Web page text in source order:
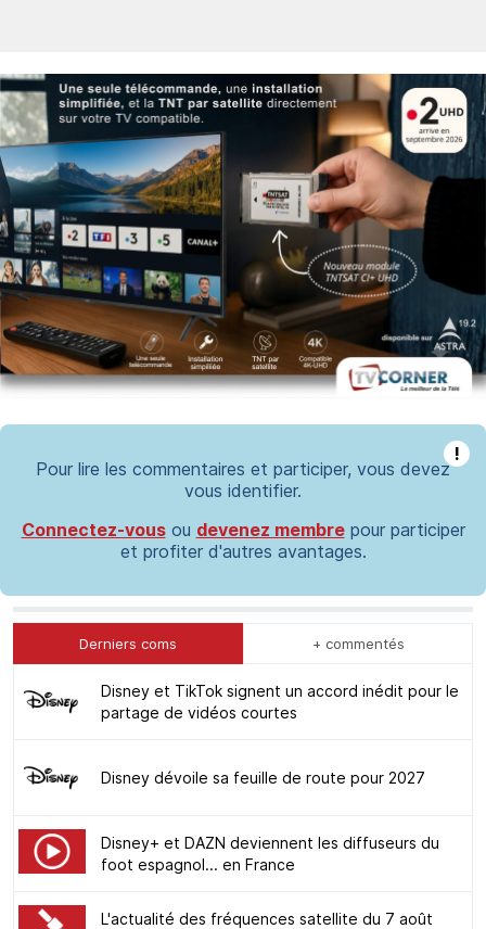
!
Pour lire les commentaires et participer, vous devez
vous identifier.
Connectez-vousou devenez membrepour participer
et profiter d'autres avantages.
Derniers coms + commentés
Disney et TikTok signent un accord inédit pour le
partage de vidéos courtes
Disney dévoile sa feuille de route pour 2027
Disney+ et DAZN deviennent les diffuseurs du
foot espagnol... en France
L'actualité des fréquences satellite du 7 août